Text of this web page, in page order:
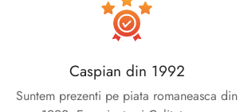
Caspian din 1992
Suntem prezenti pe piata romaneasca din